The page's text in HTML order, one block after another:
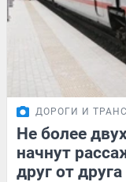
ДОРОГИ И
Не более
начнут
друг от друга